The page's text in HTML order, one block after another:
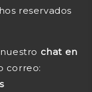
reservados
chat en
correo: